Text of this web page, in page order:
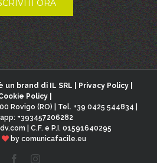
un brand di IL SRL | Privacy Policy|
Policy|
Rovigo (RO) | Tel. +39 0425 544834 |
+393457206282
| C.F. e P.I. 01591640295
by comunicafacile.eu
FacebookInstagram